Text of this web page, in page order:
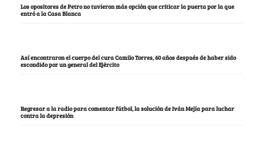
Los opositores de Petro no tuvieron más opción que criticar la puerta por la que
entró a la Casa Blanca
Así encontraron el cuerpo del cura Camilo Torres, 60 años después de haber sido
escondido por un general del Ejército
Regresar a la radio para comentar fútbol, la solución de Iván Mejía para luchar
contra la depresión